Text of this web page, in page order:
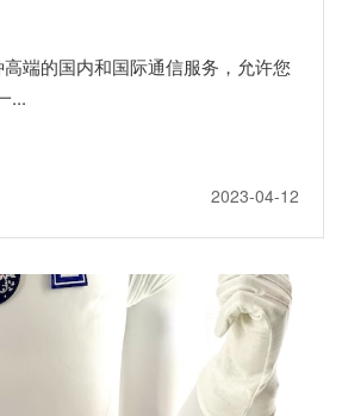
端的国内和国际通信服务，允许您
...
2023-04-12